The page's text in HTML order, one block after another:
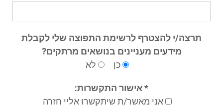
תרצה/י להצטרף לרשימת התפוצה שלי לקבלת
מידעים מעניינים בנושאים מרתקים?
כן
לא
* אישור התקשרות:
אני מאשר/ת שיתקשרו אליי חזרה